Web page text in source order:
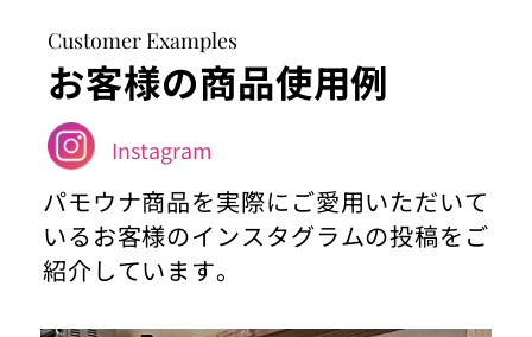
Customer Examples
お客様の商品使用例
Instagram
パモウナ商品を実際にご愛用いただいて
いるお客様のインスタグラムの投稿をご
紹介しています。